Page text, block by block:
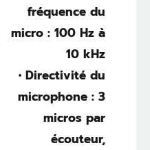
fréquence du
micro : 100 Hz à
10 kHz
• Directivité du
microphone : 3
micros par
écouteur,